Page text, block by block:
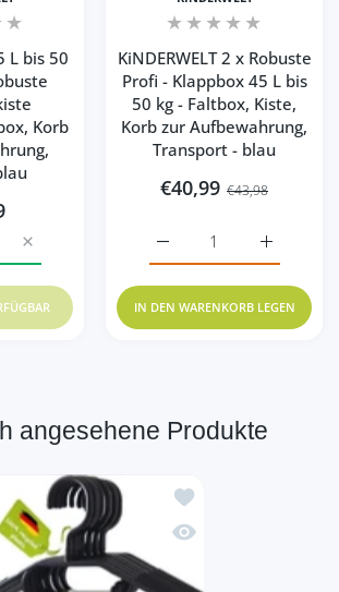
L bis 50
Korb
Erhöhe die Menge für 1 x Klappbox 45 L
Menge für 1 x Klappbox 45 L bis 50 kg
KiNDERWELT 2 x Robuste
Profi - Klappbox 45 L bis
50 kg - Faltbox, Kiste,
Korb zur Aufbewahrung,
Transport - blau
€40,99 €43,98
Erhöhe
Erhöhe die Menge für
IN DEN WARENKORB LEGEN
angesehene Produkte
Zur Wunschliste
Schnellansicht 10